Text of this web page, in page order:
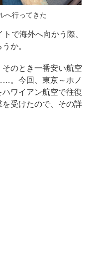
へ行ってきた
で海外へ向かう際、
か。
のとき一番安い航空
。今回、東京～ホノ
ワイアン航空で往復
受けたので、その詳